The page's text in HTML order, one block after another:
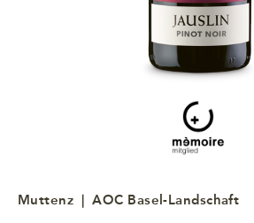
Muttenz | AOC Basel-Landschaft